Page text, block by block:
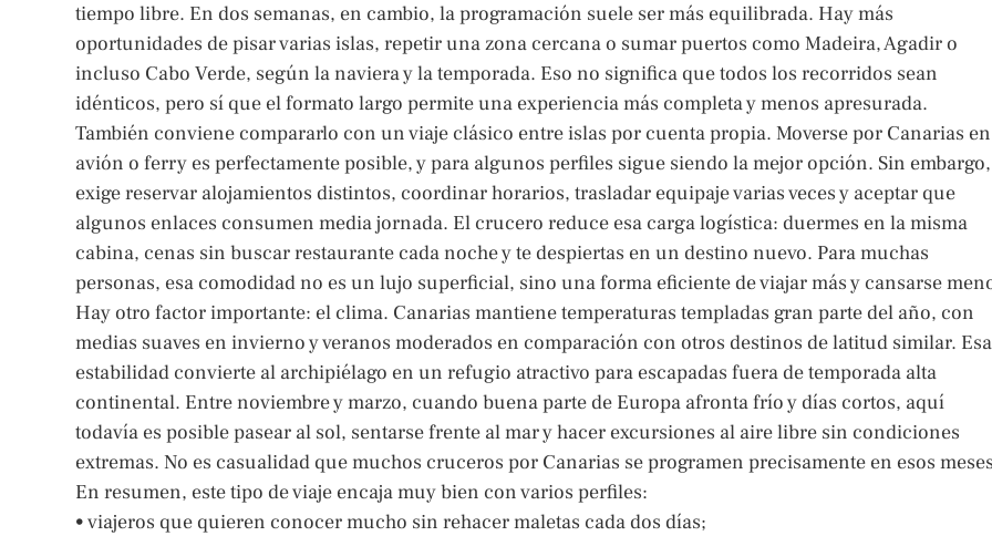
tiempo libre. En dos semanas, en cambio, la programación suele ser más equilibrada. Hay más
oportunidades de pisar varias islas, repetir una zona cercana o sumar puertos como Madeira, Agadir o
incluso Cabo Verde, según la naviera y la temporada. Eso no significa que todos los recorridos sean
idénticos, pero sí que el formato largo permite una experiencia más completa y menos apresurada.
También conviene compararlo con un viaje clásico entre islas por cuenta propia. Moverse por Canarias en
avión o ferry es perfectamente posible, y para algunos perfiles sigue siendo la mejor opción. Sin embargo,
exige reservar alojamientos distintos, coordinar horarios, trasladar equipaje varias veces y aceptar que
algunos enlaces consumen media jornada. El crucero reduce esa carga logística: duermes en la misma
cabina, cenas sin buscar restaurante cada noche y te despiertas en un destino nuevo. Para muchas
personas, esa comodidad no es un lujo superficial, sino una forma eficiente de viajar más y cansarse
Hay otro factor importante: el clima. Canarias mantiene temperaturas templadas gran parte del año, con
medias suaves en invierno y veranos moderados en comparación con otros destinos de latitud similar. Esa
estabilidad convierte al archipiélago en un refugio atractivo para escapadas fuera de temporada alta
continental. Entre noviembre y marzo, cuando buena parte de Europa afronta frío y días cortos, aquí
todavía es posible pasear al sol, sentarse frente al mar y hacer excursiones al aire libre sin condiciones
extremas. No es casualidad que muchos cruceros por Canarias se programen precisamente en esos
En resumen, este tipo de viaje encaja muy bien con varios perfiles:
• viajeros que quieren conocer mucho sin rehacer maletas cada dos días;